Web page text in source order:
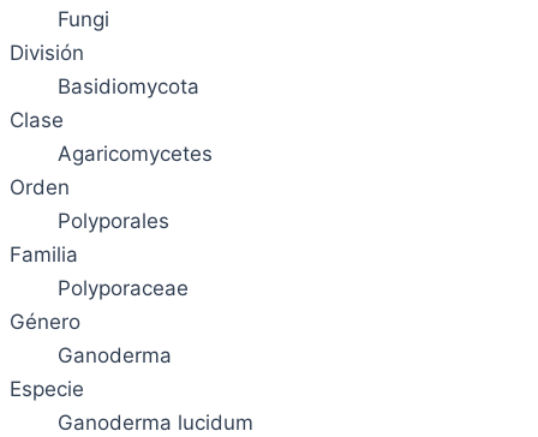
Fungi
División
Basidiomycota
Clase
Agaricomycetes
Orden
Polyporales
Familia
Polyporaceae
Género
Ganoderma
Especie
Ganoderma lucidum